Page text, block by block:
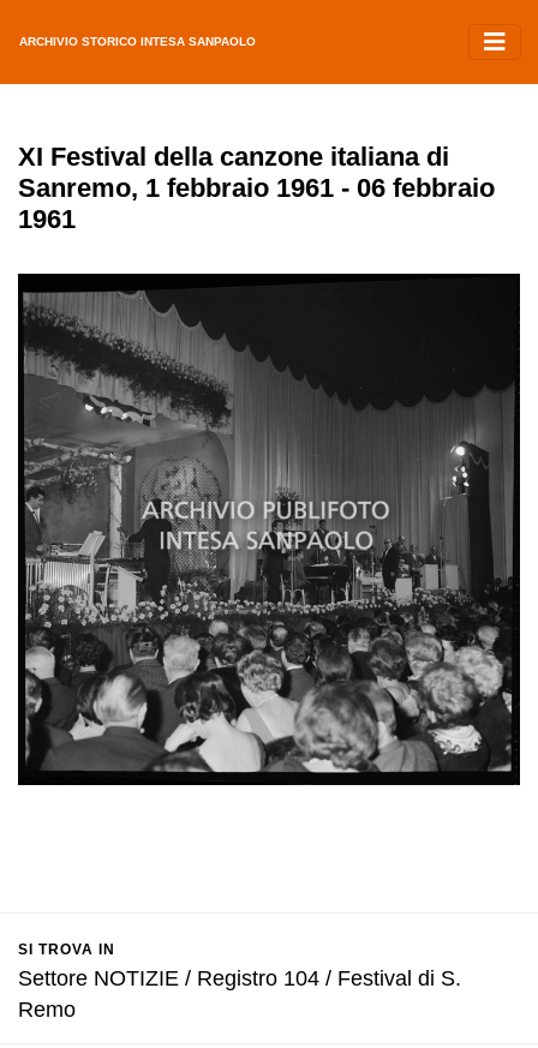
ARCHIVIO STORICO INTESA SANPAOLO
XI Festival della canzone italiana di
Sanremo, 1 febbraio 1961 - 06 febbraio
1961
SI TROVA IN
Settore NOTIZIE / Registro 104 / Festival di S.
Remo